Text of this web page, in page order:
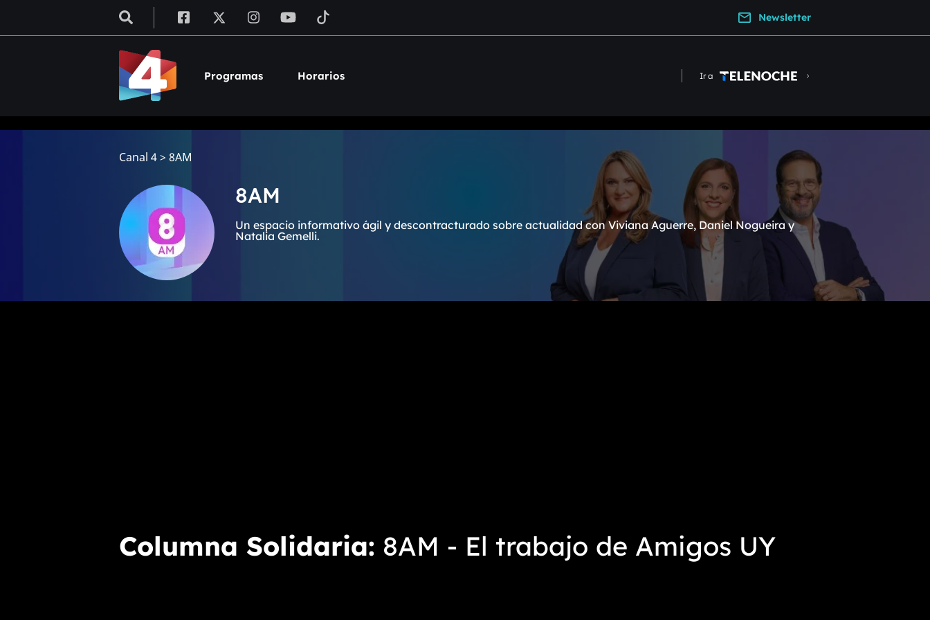
Newsletter
Programas Horarios Ir a
Canal 4> 8AM
8AM
Un espacio informativo ágil y descontracturado sobre actualidad con Viviana Aguerre, Daniel Nogueira y
Natalia Gemelli.
Columna Solidaria 8AM - El trabajo de Amigos UY